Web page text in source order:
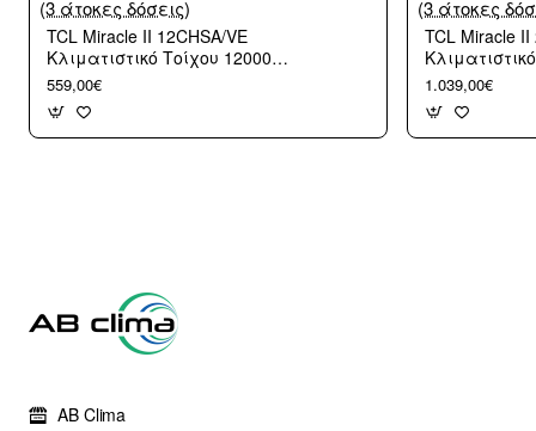
TCL Miracle II 12CHSA/VE
Κλιματιστικό Τοίχου 12000
btu/h με WiFi A++/A+++ με 10
χρόνια εγγύηση (3 άτοκες
δόσεις)
559,00€
TCL Miracle II
btu/h με WiFi
χρόνια
δόσεις)
1.039,00€
AB Clima